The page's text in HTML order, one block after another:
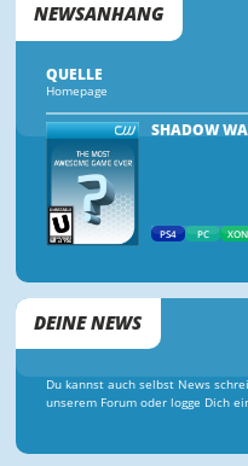
NEWSANHANG
QUELLE
Homepage
SHADOW
PS4 PC
DEINE NEWS
Du kannst auch selbst News
unserem Forum oder logge Dich